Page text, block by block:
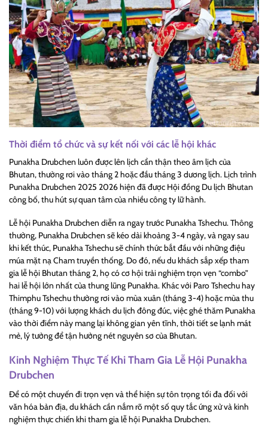
Thời điểm tổ chức và sự kết nối với các lễ hội khác
Punakha Drubchen luôn được lên lịch cẩn thận theo âm lịch của
Bhutan, thường rơi vào tháng 2 hoặc đầu tháng 3 dương lịch. Lịch trình
Punakha Drubchen 2025 2026 hiện đã được Hội đồng Du lịch Bhutan
công bố, thu hút sự quan tâm của nhiều công ty lữ hành.
Lễ hội Punakha Drubchen diễn ra ngay trước Punakha Tshechu. Thông
thường, Punakha Drubchen sẽ kéo dài khoảng 3-4 ngày, và ngay sau
khi kết thúc, Punakha Tshechu sẽ chính thức bắt đầu với những điệu
múa mặt nạ Cham truyền thống. Do đó, nếu du khách sắp xếp tham
gia lễ hội Bhutan tháng 2, họ có cơ hội trải nghiệm trọn vẹn “combo”
hai lễ hội lớn nhất của thung lũng Punakha. Khác với Paro Tshechu hay
Thimphu Tshechu thường rơi vào mùa xuân (tháng 3-4) hoặc mùa thu
(tháng 9-10) với lượng khách du lịch đông đúc, việc ghé thăm Punakha
vào thời điểm này mang lại không gian yên tĩnh, thời tiết se lạnh mát
mẻ, lý tưởng để tận hưởng nét nguyên sơ của Bhutan.
Kinh Nghiệm Thực Tế Khi Tham Gia Lễ Hội Punakha
Drubchen
Để có một chuyến đi trọn vẹn và thể hiện sự tôn trọng tối đa đối với
văn hóa bản địa, du khách cần nắm rõ một số quy tắc ứng xử và kinh
nghiệm thực chiến khi tham gia lễ hội Punakha Drubchen.